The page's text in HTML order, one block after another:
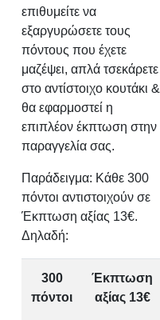
επιθυμείτε να
εξαργυρώσετε τους
πόντους που έχετε
μαζέψει, απλά τσεκάρετε
στο αντίστοιχο κουτάκι &
θα εφαρμοστεί η
επιπλέον έκπτωση στην
παραγγελία σας.
Παράδειγμα: Κάθε 300
πόντοι αντιστοιχούν σε
Έκπτωση αξίας 13€.
Δηλαδή:
300
πόντοι
Έκπτωση
αξίας 13€